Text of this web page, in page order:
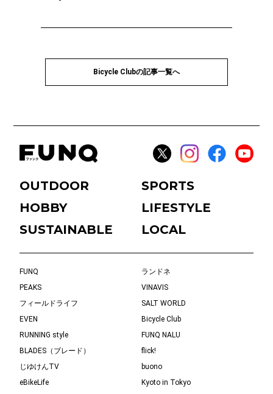
Bicycle Clubの記事一覧へ
OUTDOOR
SPORTS
HOBBY
LIFESTYLE
SUSTAINABLE
LOCAL
FUNQ
ランドネ
PEAKS
VINAVIS
フィールドライフ
SALT WORLD
EVEN
Bicycle Club
RUNNING style
FUNQ NALU
BLADES（ブレード）
flick!
じゆけんTV
buono
eBikeLife
Kyoto in Tokyo